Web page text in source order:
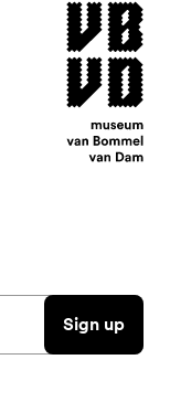
museum van
Sign up